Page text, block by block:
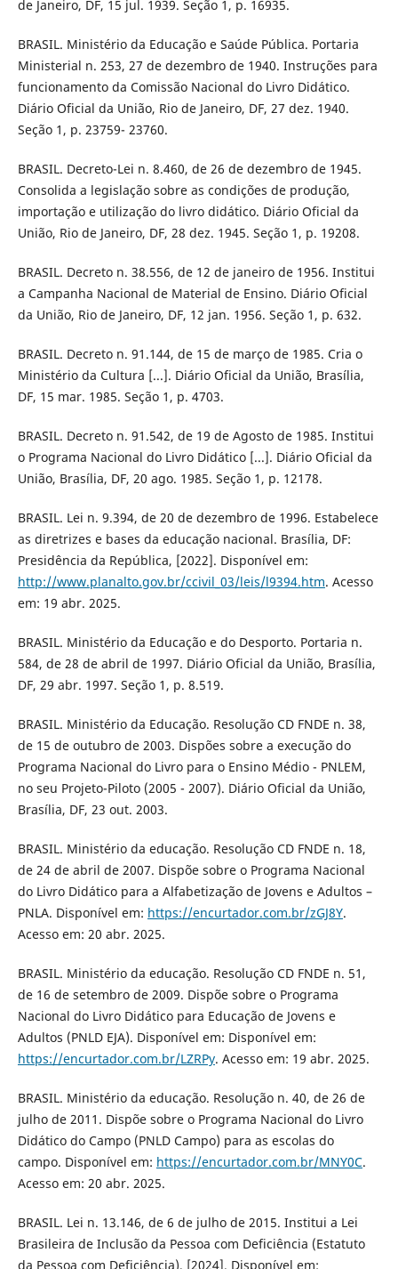
de Janeiro, DF, 15 jul. 1939. Seção 1, p. 16935.
BRASIL. Ministério da Educação e Saúde Pública. Portaria
Ministerial n. 253, 27 de dezembro de 1940. Instruções para
funcionamento da Comissão Nacional do Livro Didático.
Diário Oficial da União, Rio de Janeiro, DF, 27 dez. 1940.
Seção 1, p. 23759- 23760.
BRASIL. Decreto-Lei n. 8.460, de 26 de dezembro de 1945.
Consolida a legislação sobre as condições de produção,
importação e utilização do livro didático. Diário Oficial da
União, Rio de Janeiro, DF, 28 dez. 1945. Seção 1, p. 19208.
BRASIL. Decreto n. 38.556, de 12 de janeiro de 1956. Institui
a Campanha Nacional de Material de Ensino. Diário Oficial
da União, Rio de Janeiro, DF, 12 jan. 1956. Seção 1, p. 632.
BRASIL. Decreto n. 91.144, de 15 de março de 1985. Cria o
Ministério da Cultura [...]. Diário Oficial da União, Brasília,
DF, 15 mar. 1985. Seção 1, p. 4703.
BRASIL. Decreto n. 91.542, de 19 de Agosto de 1985. Institui
o Programa Nacional do Livro Didático [...]. Diário Oficial da
União, Brasília, DF, 20 ago. 1985. Seção 1, p. 12178.
BRASIL. Lei n. 9.394, de 20 de dezembro de 1996. Estabelece
as diretrizes e bases da educação nacional. Brasília, DF:
Presidência da República, [2022]. Disponível em:
http://www.planalto.gov.br/ccivil_03/leis/l9394.htm. Acesso
em: 19 abr. 2025.
BRASIL. Ministério da Educação e do Desporto. Portaria n.
584, de 28 de abril de 1997. Diário Oficial da União, Brasília,
DF, 29 abr. 1997. Seção 1, p. 8.519.
BRASIL. Ministério da Educação. Resolução CD FNDE n. 38,
de 15 de outubro de 2003. Dispões sobre a execução do
Programa Nacional do Livro para o Ensino Médio - PNLEM,
no seu Projeto-Piloto (2005 - 2007). Diário Oficial da União,
Brasília, DF, 23 out. 2003.
BRASIL. Ministério da educação. Resolução CD FNDE n. 18,
de 24 de abril de 2007. Dispõe sobre o Programa Nacional
do Livro Didático para a Alfabetização de Jovens e Adultos –
PNLA. Disponível em: https://encurtador.com.br/zGJ8Y.
Acesso em: 20 abr. 2025.
BRASIL. Ministério da educação. Resolução CD FNDE n. 51,
de 16 de setembro de 2009. Dispõe sobre o Programa
Nacional do Livro Didático para Educação de Jovens e
Adultos (PNLD EJA). Disponível em: Disponível em:
https://encurtador.com.br/LZRPy. Acesso em: 19 abr. 2025.
BRASIL. Ministério da educação. Resolução n. 40, de 26 de
julho de 2011. Dispõe sobre o Programa Nacional do Livro
Didático do Campo (PNLD Campo) para as escolas do
campo. Disponível em: https://encurtador.com.br/MNY0C.
Acesso em: 20 abr. 2025.
BRASIL. Lei n. 13.146, de 6 de julho de 2015. Institui a Lei
Brasileira de Inclusão da Pessoa com Deficiência (Estatuto
da Pessoa com Deficiência), [2024]. Disponível em: